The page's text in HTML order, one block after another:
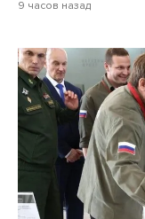
9 часов назад